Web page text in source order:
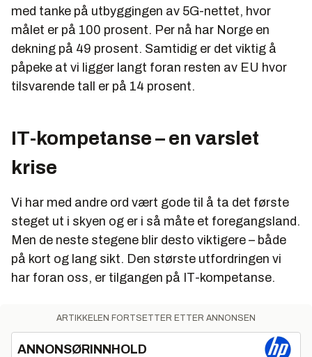
med tanke på utbyggingen av 5G-nettet, hvor
målet er på 100 prosent. Per nå har Norge en
dekning på 49 prosent. Samtidig er det viktig å
påpeke at vi ligger langt foran resten av EU hvor
tilsvarende tall er på 14 prosent.
IT-kompetanse – en varslet
krise
Vi har med andre ord vært gode til å ta det første
steget ut i skyen og er i så måte et foregangsland.
Men de neste stegene blir desto viktigere – både
på kort og lang sikt. Den største utfordringen vi
har foran oss, er tilgangen på IT-kompetanse.
ARTIKKELEN FORTSETTER ETTER ANNONSEN
ANNONSØRINNHOLD